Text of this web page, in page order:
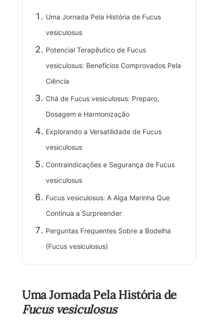
Uma Jornada Pela História de Fucus
vesiculosus
Potencial Terapêutico de Fucus
vesiculosus: Benefícios Comprovados Pela
Ciência
Chá de Fucus vesiculosus: Preparo,
Dosagem e Harmonização
Explorando a Versatilidade de Fucus
vesiculosus
Contraindicações e Segurança de Fucus
vesiculosus
Fucus vesiculosus: A Alga Marinha Que
Continua a Surpreender
Perguntas Frequentes Sobre a Bodelha
(Fucus vesiculosus)
Uma Jornada Pela História de
Fucus vesiculosus